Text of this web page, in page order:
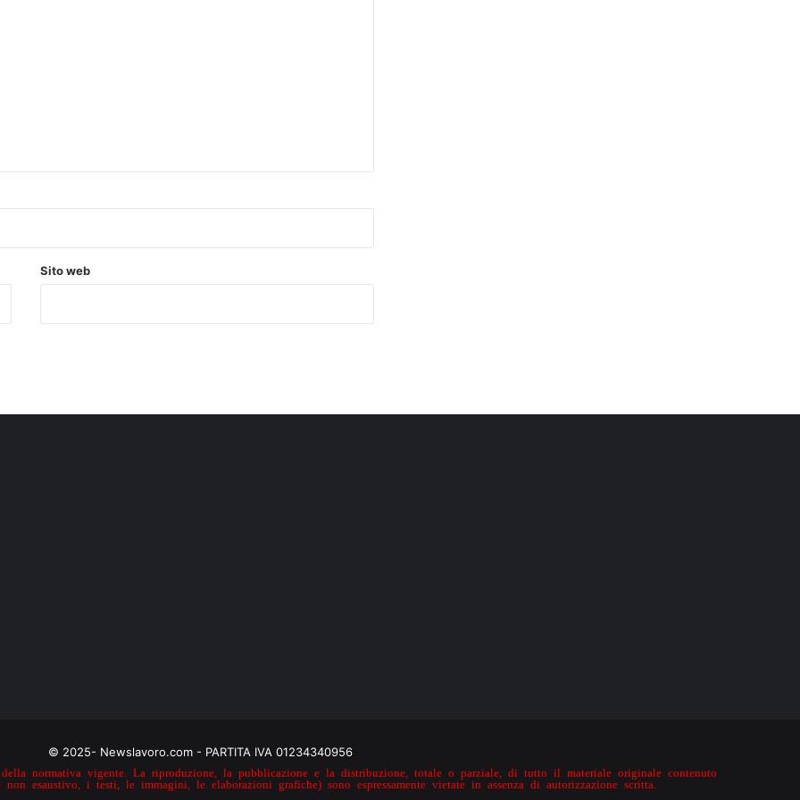
Sito web
© 2025- Newslavoro.com - PARTITA IVA 01234340956
normativa vigente. La riproduzione, la pubblicazione e la distribuzione, totale o parziale, di tutto il materiale originale contenuto
esaustivo, i testi, le immagini, le elaborazioni grafiche) sono espressamente vietate in assenza di autorizzazione scritta.